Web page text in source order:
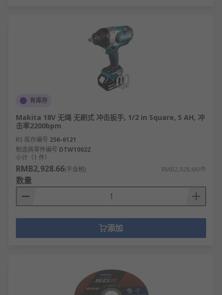
如何选择合适的电动工具
根据作业对象匹配功率和扭矩：混凝土钻孔需
选用≥800W冲击钻，金属切割需要≥1500W角磨
机，木工雕刻则可选≤500W精密工具。扭矩需
求根据材料硬度确定：拧紧螺栓需30-
100N·m，而拆卸锈蚀螺丝可能需要200N·m以
上。专业级工具功率储备应超出日常需求
20%，避免长期满负荷运行。
依据使用场景选择供电方式：固定车间作业优
选有线工具保证持续供电；高空作业和户外施
工选择锂电工具（优先20V平台）；频繁移动场
合选用电池通用化的系列产品。电池容量选择
参考：2Ah电池适合30分钟轻度作业，5Ah以上
满足全天高强度使用。注意充电速度，快充技
术可缩短60%充电时间。
级调速（0-3000rpm可调）和软启动功能；开
孔定位需带激光指示；深度控制需配置限位
杆。专业场景选择多功能组合工具（如电锤+电
有库存
Makita 18V 无绳 无刷式 冲击扳手, 1/2 in Square, 5 AH, 冲
击率2200bpm
RS 库存编号 256-6121
制造商零件编号 DTW1002Z
小计（1 件）
RMB2,928.66(不含税) RMB2,928.66/件
数量
添加